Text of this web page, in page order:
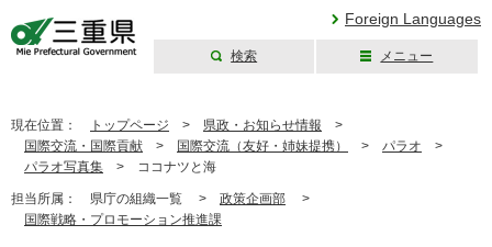
Foreign Languages
検索 メニュー
現在位置： トップページ > 県政・お知らせ情報 >
国際交流・国際貢献 > 国際交流（友好・姉妹提携） > パラオ >
パラオ写真集 > ココナツと海
担当所属： 県庁の組織一覧 > 政策企画部 >
国際戦略・プロモーション推進課